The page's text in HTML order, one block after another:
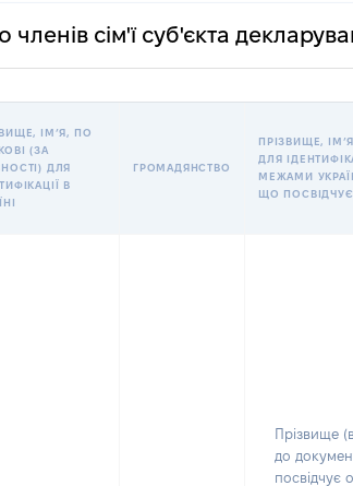
членів сім'ї суб'єкта
ІМʼЯ, ПО
(ЗА
ДЛЯ
В
ГРОМАДЯНСТВО
ПРІЗВИЩЕ,
ДЛЯ
МЕЖАМИ
ЩО
Прізвище
до
посвідчує